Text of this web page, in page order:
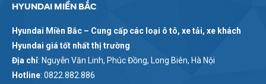
HYUNDAI MIỀN BẮC
Hyundai Miền Bắc – Cung cấp các loại ô tô, xe tải, xe khách
Hyundai giá tốt nhất thị trường
Địa chỉ: Nguyễn Văn Linh, Phúc Đồng, Long Biên, Hà Nội
Hotline: 0822.882.886